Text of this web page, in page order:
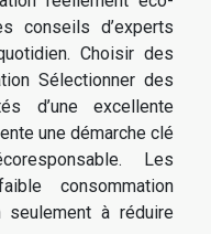
conseils d’experts
Choisir des
Sélectionner des
d’une excellente
une démarche clé
Les
consommation
seulement à réduire